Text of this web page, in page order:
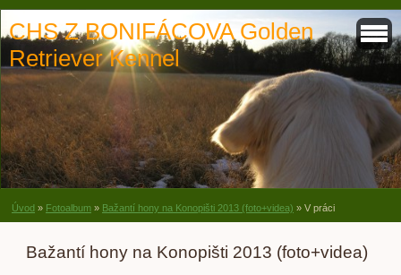
CHS Z BONIFÁCOVA Golden
Retriever Kennel
Úvod » Fotoalbum » Bažantí hony na Konopišti 2013 (foto+videa) » V práci
Bažantí hony na Konopišti 2013 (foto+videa)